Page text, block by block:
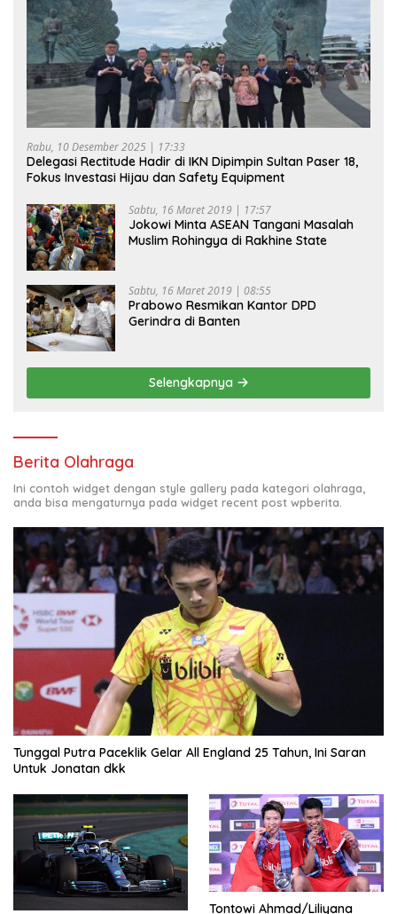
Rabu, 10 Desember 2025 | 17:33
Delegasi Rectitude Hadir di IKN Dipimpin Sultan Paser 18,
Fokus Investasi Hijau dan Safety Equipment
Sabtu, 16 Maret 2019 | 17:57
Jokowi Minta ASEAN Tangani Masalah
Muslim Rohingya di Rakhine State
Sabtu, 16 Maret 2019 | 08:55
Prabowo Resmikan Kantor DPD
Gerindra di Banten
Selengkapnya
Berita Olahraga
Ini contoh widget dengan style gallery pada kategori olahraga,
anda bisa mengaturnya pada widget recent post wpberita.
Tunggal Putra Paceklik Gelar All England 25 Tahun, Ini Saran
Untuk Jonatan dkk
Tontowi Ahmad/Liliyana